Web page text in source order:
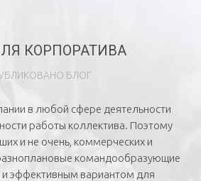
КОРПОРАТИВА
БЛОГ
в любой сфере деятельности
работы коллектива. Поэтому
и не очень, коммерческих и
командообразующие
и эффективным вариантом для